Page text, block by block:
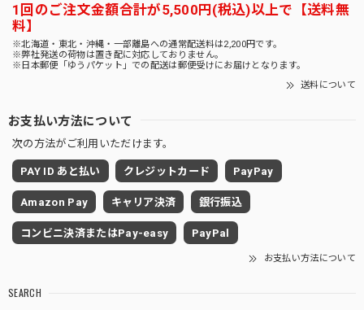
1回のご注文金額合計が5,500円(税込)以上で【送料無
料】
※北海道・東北・沖縄・一部離島への通常配送料は2,200円です。
※弊社発送の荷物は置き配に対応しておりません。
※日本郵便「ゆうパケット」での配送は郵便受けにお届けとなります。
送料について
お支払い方法について
次の方法がご利用いただけます。
PAY ID あと払い クレジットカード PayPay
Amazon Pay キャリア決済 銀行振込
コンビニ決済またはPay-easy PayPal
お支払い方法について
SEARCH